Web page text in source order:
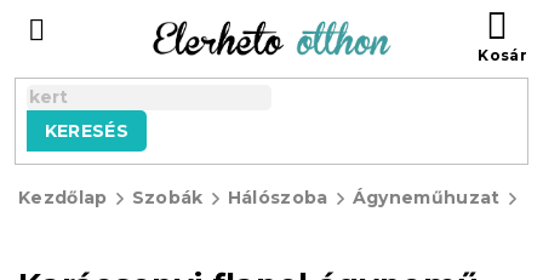
tartalomhoz
KERESÉS
Kezdőlap Szobák Hálószoba Ágyneműhuzat